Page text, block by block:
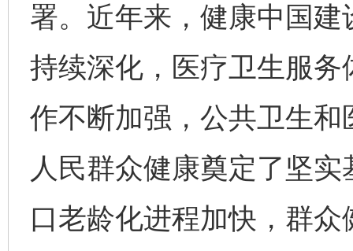
署。近年来，健康中国
持续深化，医疗卫生服
作不断加强，公共卫生
人民群众健康奠定了坚
口老龄化进程加快，群